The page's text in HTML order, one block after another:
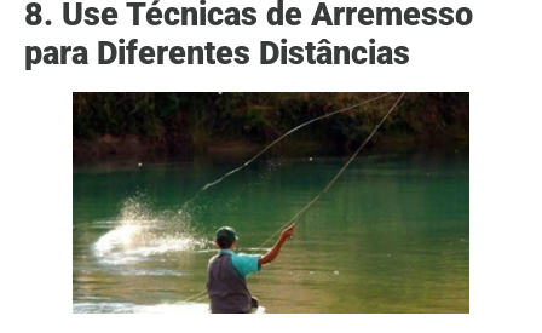
8. Use Técnicas de Arremesso
para Diferentes Distâncias